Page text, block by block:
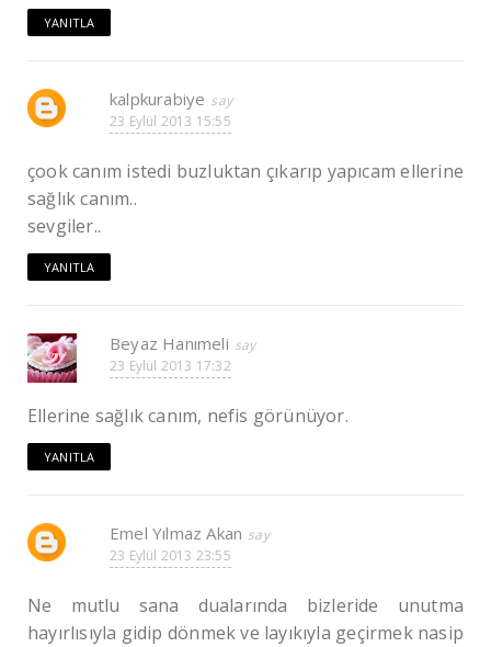
YANITLA
kalpkurabiye
23 Eylül 2013 15:55
çook canım istedi buzluktan çıkarıp yapıcam ellerine
sağlık canım..
sevgiler..
YANITLA
Beyaz Hanımeli
23 Eylül 2013 17:32
Ellerine sağlık canım, nefis görünüyor.
YANITLA
Emel Yılmaz Akan
23 Eylül 2013 23:55
Ne mutlu sana dualarında bizleride unutma
hayırlısıyla gidip dönmek ve layıkıyla geçirmek nasip